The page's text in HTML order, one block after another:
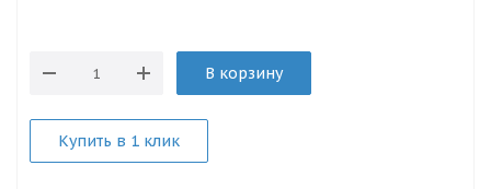
В корзину
Купить в 1 клик